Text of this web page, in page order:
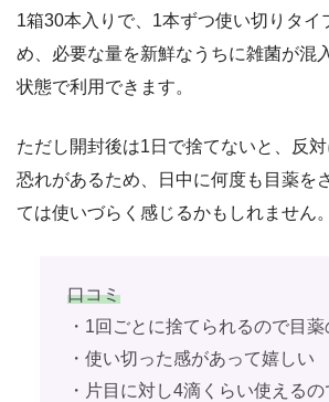
1箱30本入りで、1本ずつ使い切りタイ
め、必要な量を新鮮なうちに雑菌が混
状態で利用できます。
ただし開封後は1日で捨てないと、反
恐れがあるため、日中に何度も目薬を
ては使いづらく感じるかもしれません。
口コミ
・1回ごとに捨てられるので目
・使い切った感があって嬉しい
・片目に対し4滴くらい使える